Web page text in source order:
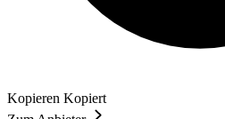
Kopieren Kopiert